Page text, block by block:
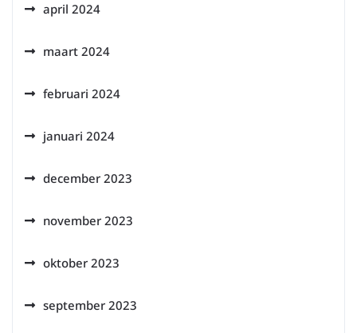
april 2024
maart 2024
februari 2024
januari 2024
december 2023
november 2023
oktober 2023
september 2023